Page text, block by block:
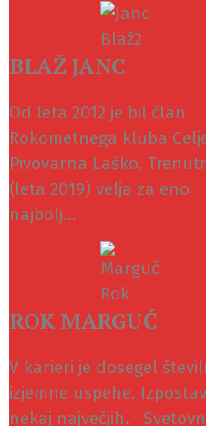
BLAŽ JANC
Od leta 2012 je bil član
Rokometnega kluba
Pivovarna Laško.
(leta 2019) velja za eno
najbolj...
ROK MARGUČ
V karieri je dosegel
izjemne uspehe.
nekaj največjih.